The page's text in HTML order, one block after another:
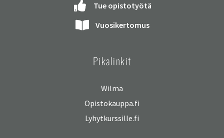
Tue opistotyötä
Vuosikertomus
Pikalinkit
Wilma
Opistokauppa.fi
Lyhytkurssille.fi